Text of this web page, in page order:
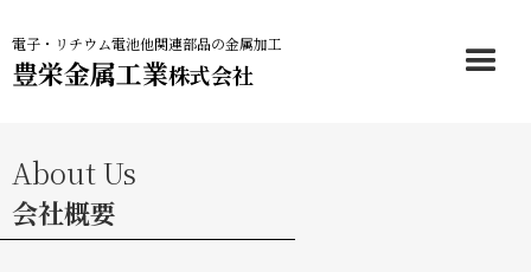
電子・リチウム電池他関連部品の金属加工
豊栄金属工業株式会社
About Us
会社概要